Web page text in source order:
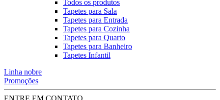
Todos os produtos
Tapetes para Sala
Tapetes para Entrada
Tapetes para Cozinha
Tapetes para Quarto
Tapetes para Banheiro
Tapetes Infantil
Linha nobre
Promoções
ENTRE EM CONTATO